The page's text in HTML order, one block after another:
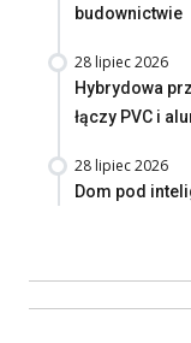
budownictwie
28 lipiec 2026
Hybrydowa
łączy PVC i
28 lipiec 2026
Dom pod